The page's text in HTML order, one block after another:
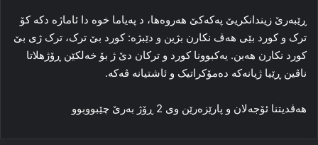
ڕێبه‌رێ زیندانكریێ پەکەکێ هه‌روەها، د پەیاما خوە دا ئاماژه‌ دکه‌ کۆ
ترک و کورد بێی هه‌ڤ نکارن بژین و دێبژە: کورد بێ ترک، ترک ژی بێ
کورد نکارن هه‌بن. یه‌کبوونا کورد و ترکان دێ ژ بۆ خه‌لکێن ڕۆژهلاتا
ناڤین ڕێیا ژیانه‌که‌ ده‌مۆکراتیک و ئاشتیانه‌ ڤه‌که‌.
هه‌ڤدیتنا ئۆجەلان و پارێزه‌رێن وی 2 ڕۆژ به‌رێ چێبووبوو